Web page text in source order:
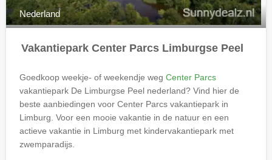
Nederland
Vakantiepark Center Parcs Limburgse Peel
Goedkoop weekje- of weekendje weg Center Parcs
vakantiepark De Limburgse Peel nederland? Vind hier de
beste aanbiedingen voor Center Parcs vakantiepark in
Limburg. Voor een mooie vakantie in de natuur en een
actieve vakantie in Limburg met kindervakantiepark met
zwemparadijs.